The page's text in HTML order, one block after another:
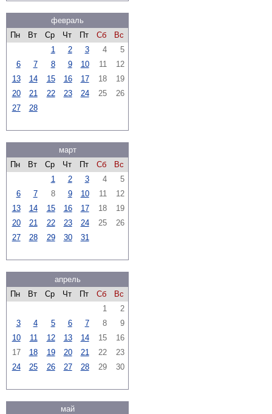
февраль
Пн
Вт Ср Чт Пт Сб
Вс
1
2 3 4
5
6
7 8 9 10 11
12
13
14 15 16 17 18
19
20
21 22 23 24 25
26
27
28
март
Пн
Вт Ср Чт Пт Сб
Вс
1
2 3 4
5
6
7 8 9 10 11
12
13
14 15 16 17 18
19
20
21 22 23 24 25
26
27
28 29 30 31
апрель
Пн
Вт Ср Чт Пт Сб
Вс
1
2
3
4 5 6 7 8
9
10
11 12 13 14 15
16
17
18 19 20 21 22
23
24
25 26 27 28 29 30
май